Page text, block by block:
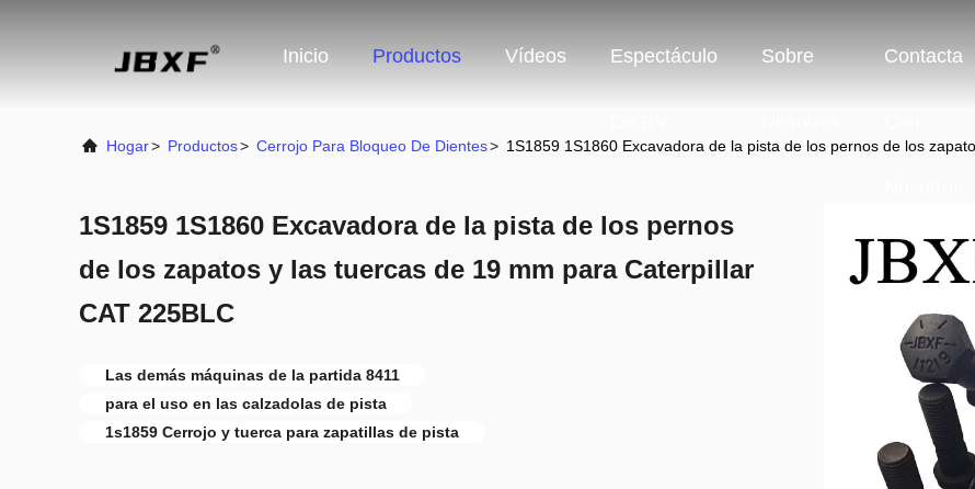
Inicio Productos Vídeos Espectáculo Sobre Contacta
Hogar> Productos> Cerrojo Para Bloqueo De Dientes> 1S1859 1S1860 Excavadora de la pista de los pernos de los
1S1859 1S1860 Excavadora de la pista de los pernos
de los zapatos y las tuercas de 19 mm para Caterpillar
CAT 225BLC
Las demás máquinas de la partida 8411
para el uso en las calzadolas de pista
1s1859 Cerrojo y tuerca para zapatillas de pista